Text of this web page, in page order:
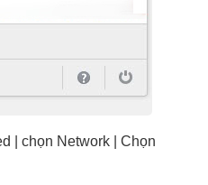
| chọn Network | Chọn